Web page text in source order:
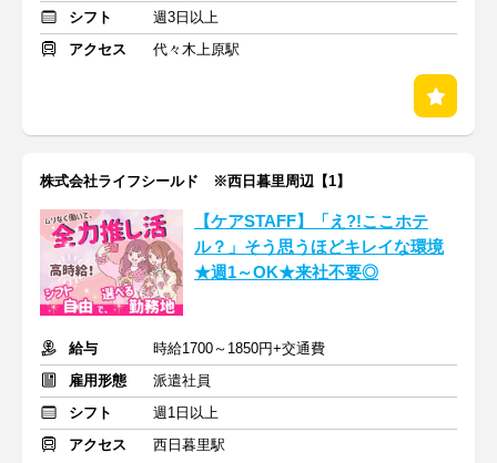
シフト
週3日以上
アクセス
代々木上原駅
株式会社ライフシールド ※西日暮里周辺【1】
【ケアSTAFF】「え?!ここホテ
ル？」そう思うほどキレイな環境
★週1～OK★来社不要◎
給与
時給1700～1850円+交通費
雇用形態
派遣社員
シフト
週1日以上
アクセス
西日暮里駅